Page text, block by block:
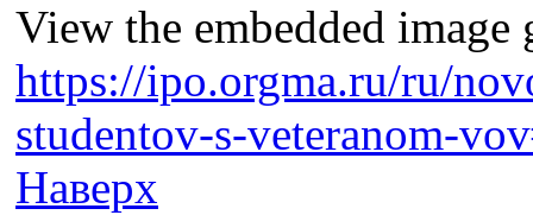
View the embedded
https://ipo.orgma.ru/ru/
studentov-s-veteranom-
Наверх